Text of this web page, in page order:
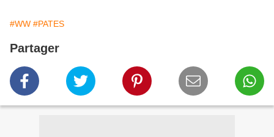
#WW #PATES
Partager